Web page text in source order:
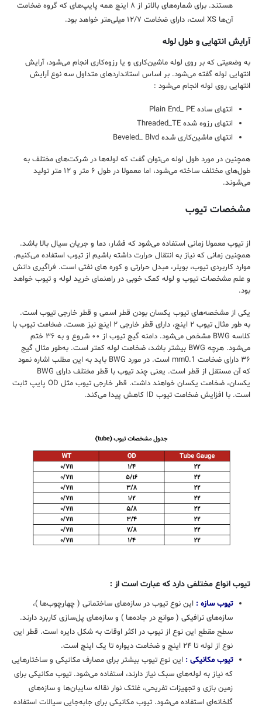
هستند. برای شماره‌های بالاتر از ۸ اینچ همه‌ پایپ‌های که گروه ضخامت
آن‌ها XS است، دارای ضخامت ۱۲/۷ میلی‌متر خواهد بود.
آرایش انتهایی و طول لوله
به وضعیتی که بر روی لوله ماشین‌کاری و یا رزوه‌کاری انجام می‌شود، آرایش
انتهایی لوله گفته می‌شود. بر اساس استانداردهای متداول سه نوع آرایش
انتهایی روی لوله انجام می‌شود :
انتهای ساده Plain End_ PE
انتهای رزوه شده Threaded_TE
انتهای ماشین‌کاری شده Beveled_ Blvd
همچنین در مورد طول لوله می‌توان گفت که لوله‌ها در شرکت‌های مختلف به
طول‌های مختلف ساخته می‌شود، اما معمولا در طول ۶ متر و ۱۲ متر تولید
می‌شوند.
مشخصات تیوب
از تیوب معمولا زمانی استفاده می‌شود که فشار، دما و جریان سیال بالا باشد.
همچنین زمانی که نیاز به انتقال حرارت داشته باشیم از تیوب استفاده می‌کنیم.
موارد کاربردی تیوب، بویلر، مبدل حرارتی و کوره های نفتی است. فراگیری دانش
و علم مشخصات تیوب و لوله کمک خوبی در راهنمای خرید لوله و تیوب خواهد
بود.
یکی از مشخصه‌های تیوب یکسان بودن قطر اسمی و قطر خارجی تیوب است.
به‌ طور مثال تیوب ۲ اینچ، دارای قطر خارجی ۲ اینچ نیز هست. ضخامت تیوب با
کلاسه ‌BWG مشخص می‌شود. دامنه گیج تیوب از ۰۰ شروع و به ۳۶ ختم
می‌شود. هرچه BWG بیشتر باشد، ضخامت لوله کمتر است. به‌طور مثال گیج
۳۶ دارای ضخامت mm0.1 است. در مورد BWG باید به این مطلب اشاره نمود
که آن مستقل از قطر است. یعنی چند تیوب با قطر مختلف دارای BWG
یکسان، ضخامت یکسان خواهند داشت. قطر خارجی تیوب مثل OD پایپ ثابت
است. با افزایش ضخامت تیوب ID کاهش پیدا می‌کند.
تیوب انواع مختلفی دارد که عبارت است از :
تیوب سازه : این نوع تیوب در سازه‌های ساختمانی ( چهارچوب‌ها )،
سازه‌های ترافیکی ( موانع در جاده‌ها ) و سازه‌های پل‌سازی کاربرد دارند.
سطح مقطع این نوع از تیوب در اکثر اوقات به شکل دایره‌ است. قطر این
نوع از لوله تا ۲۴ اینچ و ضخامت دیواره تا یک اینچ است.
تیوب مکانیکی : این نوع تیوب بیشتر برای مصارف مکانیکی و ساختارهایی
که نیاز به لوله‌های سبک نیاز دارند، استفاده می‌شود. تیوب مکانیکی برای
زمین بازی و تجهیزات تفریحی، غلتک نوار نقاله سایبان‌ها و سازه‌های
گلخانه‌ای استفاده می‌شود. تیوب مکانیکی برای جابه‌جایی سیالات استفاده